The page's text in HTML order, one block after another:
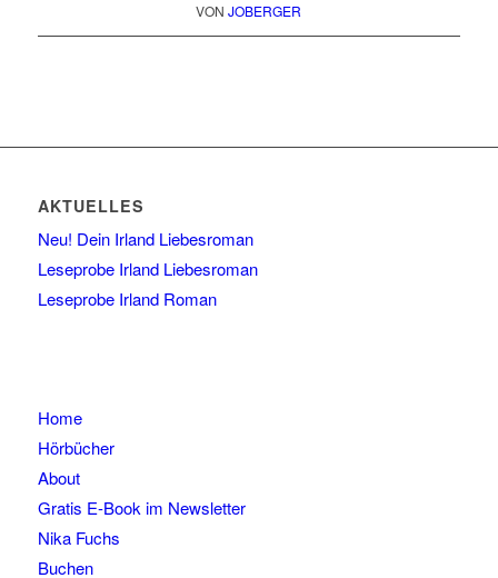
VONJOBERGER
AKTUELLES
Neu! Dein Irland Liebesroman
Leseprobe Irland Liebesroman
Leseprobe Irland Roman
Home
Hörbücher
About
Gratis E-Book im Newsletter
Nika Fuchs
Buchen